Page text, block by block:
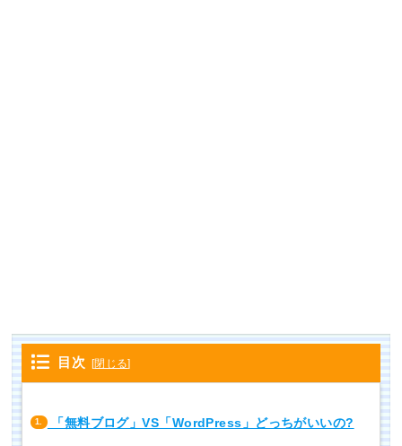
目次 [閉じる]
1. 「無料ブログ」VS「WordPress」どっちがいいの?